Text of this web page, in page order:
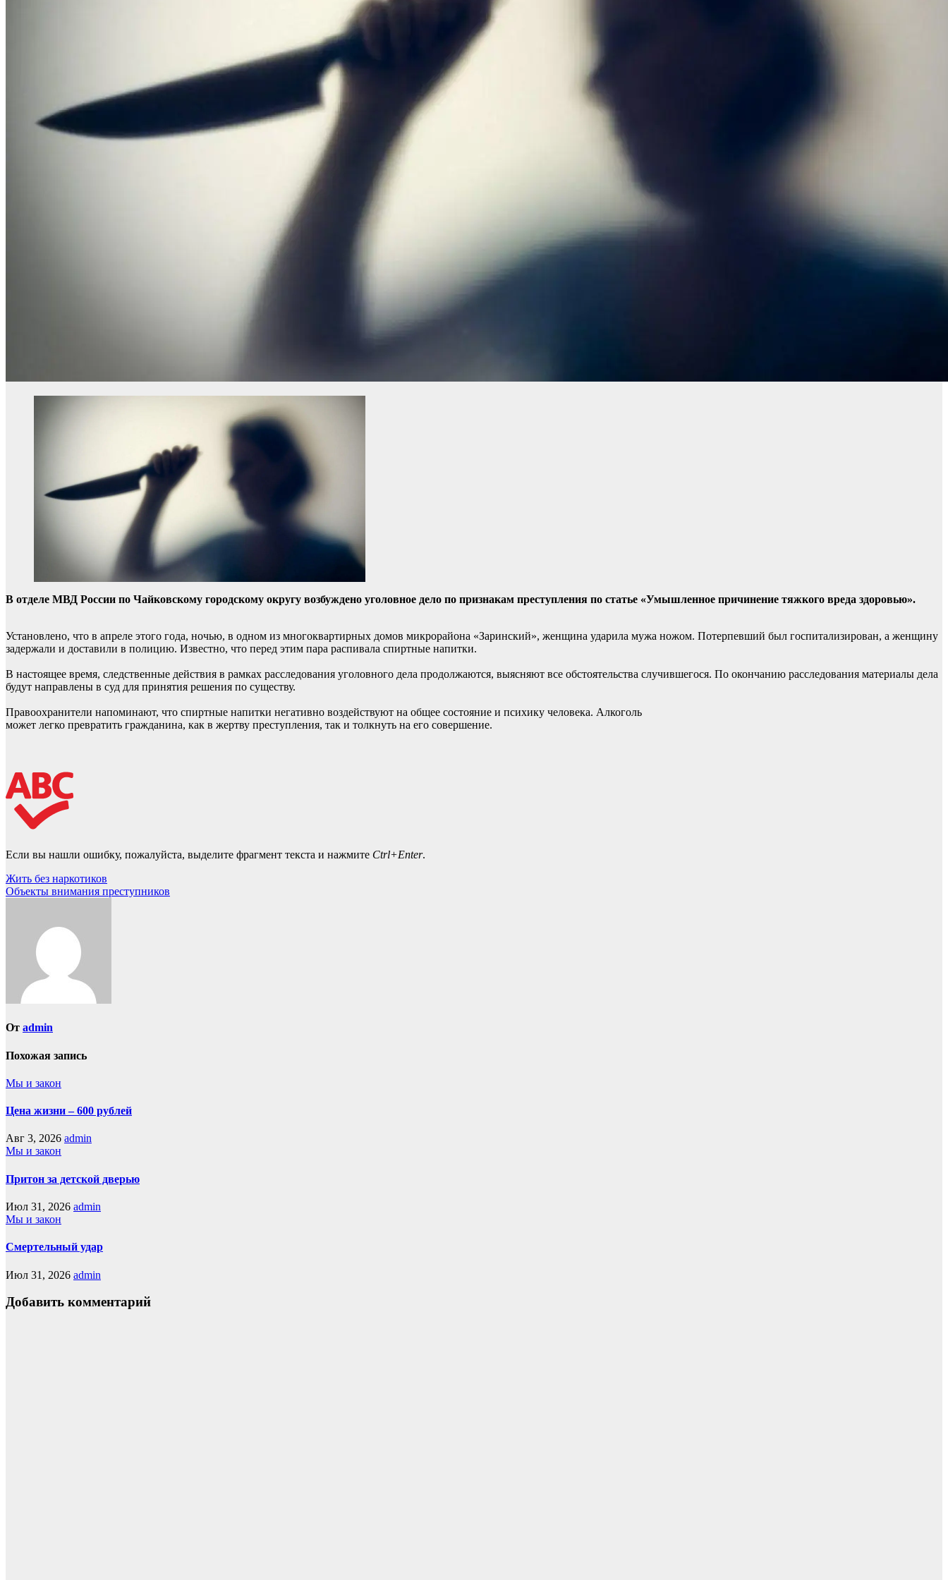
В отделе МВД России по Чайковскому городскому округу возбуждено уголовное дело по признакам преступления по статье «Умышленное причинение тяжкого вреда здоровью».
Установлено, что в апреле этого года, ночью, в одном из многоквартирных домов микрорайона «Заринский», женщина ударила мужа ножом. Потерпевший был госпитализирован, а женщину
задержали и доставили в полицию. Известно, что перед этим пара распивала спиртные напитки.
В настоящее время, следственные действия в рамках расследования уголовного дела продолжаются, выясняют все обстоятельства случившегося. По окончанию расследования материалы дела
будут направлены в суд для принятия решения по существу.
Правоохранители напоминают, что спиртные напитки негативно воздействуют на общее состояние и психику человека. Алкоголь
может легко превратить гражданина, как в жертву преступления, так и толкнуть на его совершение.
Если вы нашли ошибку, пожалуйста, выделите фрагмент текста и нажмите Ctrl+Enter.
Навигация
по
Жить без наркотиков
Объекты внимания преступников
От admin
Похожая запись
Мы и закон
Цена жизни – 600 рублей
Авг 3, 2026 admin
Мы и закон
Притон за детской дверью
Июл 31, 2026 admin
Мы и закон
Смертельный удар
Июл 31, 2026 admin
Добавить комментарий